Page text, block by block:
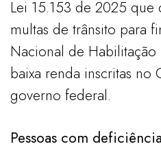
Lei 15.153 de 2025 que
multas de trânsito para
Nacional de
baixa renda inscritas no
governo federal.
Pessoas com deficiência